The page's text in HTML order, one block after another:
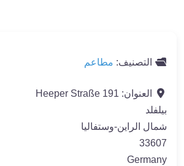
التصنيف: مطاعم
العنوان: 191 Heeper Straße
بيلفلد
شمال الراين-وستفاليا
33607
Germany